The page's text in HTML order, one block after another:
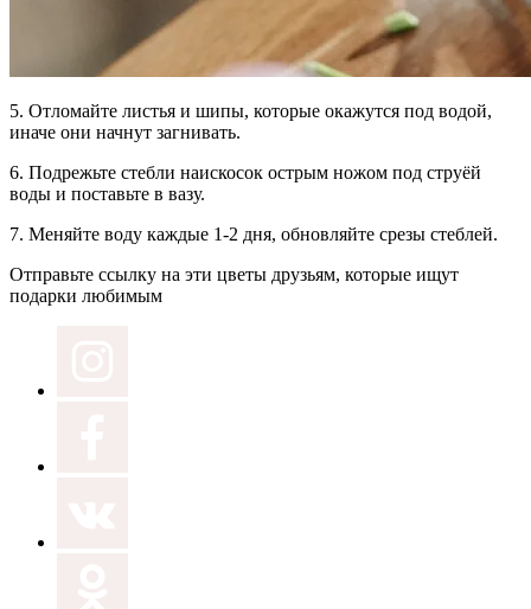
5. Отломайте листья и шипы, которые окажутся под водой,
иначе они начнут загнивать.
6. Подрежьте стебли наискосок острым ножом под струёй
воды и поставьте в вазу.
7. Меняйте воду каждые 1-2 дня, обновляйте срезы стеблей.
Отправьте ссылку на эти цветы друзьям, которые ищут
подарки любимым